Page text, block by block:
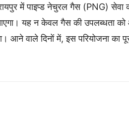
में पाइप्ड नेचुरल गैस (PNG) सेवा
यह न केवल गैस की उपलब्धता को
आने वाले दिनों में, इस परियोजना का